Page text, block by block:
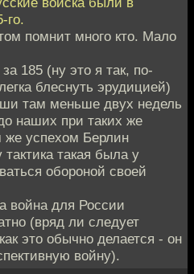
го.
помнит много кто. Мало
185 (ну это я так, по-
блеснуть эрудицией)
там меньше двух недель
наших при таких же
же успехом Берлин
такая была у
обороной своей
война для России
(вряд ли следует
это обычно делается - он
войну).